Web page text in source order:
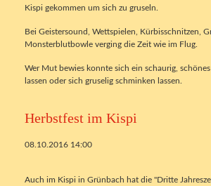
Kispi gekommen um sich zu gruseln.
Bei Geistersound, Wettspielen, Kürbisschnitzen,
Monsterblutbowle verging die Zeit wie im Flug.
Wer Mut bewies konnte sich ein schaurig,
lassen oder sich gruselig schminken lassen.
Herbstfest im Kispi
08.10.2016 14:00
Auch im Kispi in Grünbach hat die "Dritte